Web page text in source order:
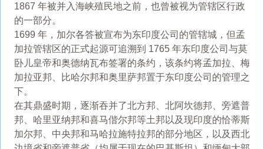
1867 年被并入海峡殖民地之前，也曾被视为管辖区行政
的一部分。
1699 年，加尔各答被宣布为东印度公司的管辖城，但孟
加拉管辖区的正式起源可追溯到 1765 年东印度公司与莫
卧儿皇帝和奥德纳瓦布签署的条约，该条约将孟加拉、梅
加拉亚邦、比哈尔邦和奥里萨邦置于东印度公司的管理之
下。
在其鼎盛时期，逐渐吞并了北方邦、北阿坎德邦、旁遮普
邦、哈里亚纳邦和喜马偕尔邦等土邦以及现印度的恰蒂斯
加尔邦、中央邦和马哈拉施特拉邦的部分地区，以及西北